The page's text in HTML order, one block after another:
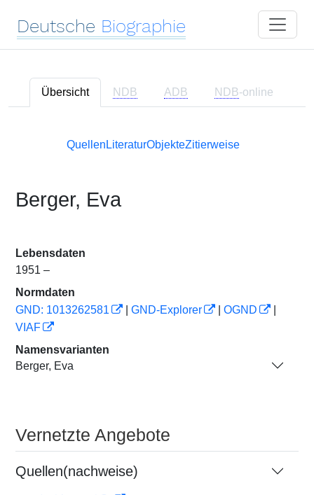
Deutsche Biographie
Übersicht NDB ADB NDB-online
Quellen LiteraturObjekteZitierweise
Berger, Eva
Lebensdaten
1951 –
Normdaten
GND: 1013262581
GND-Explorer OGND
VIAF
Namensvarianten
Berger, Eva
Vernetzte Angebote
Quellen(nachweise)